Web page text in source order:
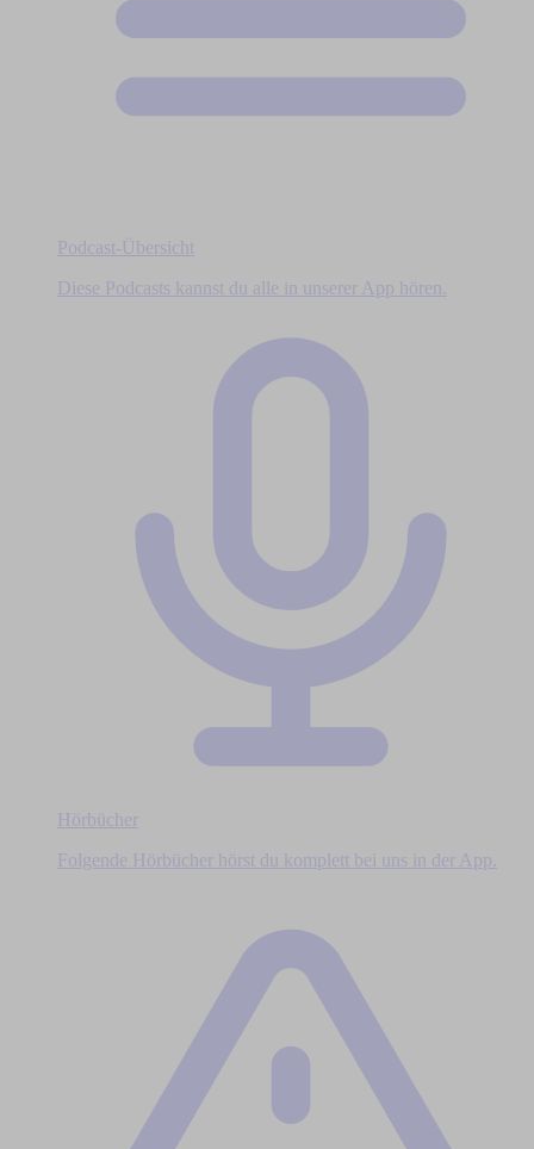
Podcast-Übersicht
Diese Podcasts kannst du alle in unserer App hören.
Hörbücher
Folgende Hörbücher hörst du komplett bei uns in der App.